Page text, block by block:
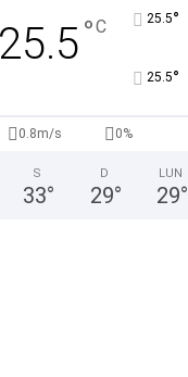
25.5°C 25.5°
25.5°
0.8m/s 0%
S
33°
D
29°
LUN
29°